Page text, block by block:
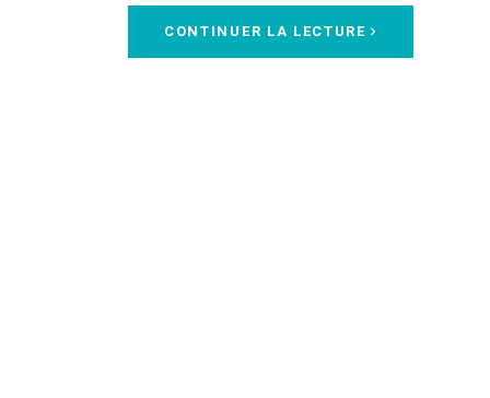
CONTINUER LA LECTURE